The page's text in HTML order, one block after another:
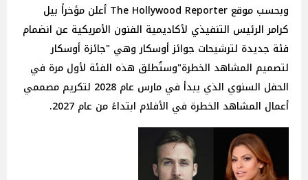
وبحسب موقع The Hollywood Reporter أعلن مؤخراً بيل
كرامر الرئيس التنفيذي لأكاديمية الفنون الأمريكية عن انضمام
فئة جديدة لترشيحات جوائز أوسكار وهي "جائزة أوسكار
لتصميم المشاهد الخطرة"وستُطلق هذه الفئة لأول مرة في
الحفل السنوي الذي يبدأ في مارس عام 2028 لتكريم مصممي
أعمال المشاهد الخطرة في الأفلام ابتداءً من عام 2027.